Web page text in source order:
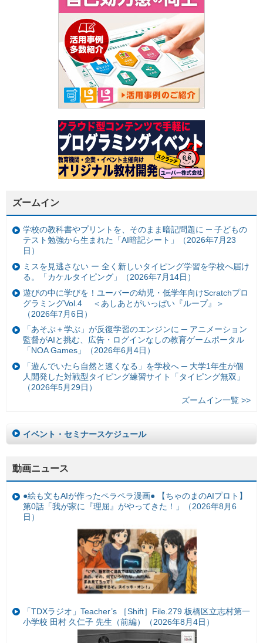
ズームイン
学校の教科書やプリントを、そのまま暗記問題に ─ 子どもの
テスト勉強から生まれた「AI暗記シート」（2026年7月23
日）
ミスを見逃さない ー 全く新しいタイピング学習を学校へ届け
る。「カケルタイピング」（2026年7月14日）
遊びの中に学びを！ユーバーの幼児・低学年向けScratchプロ
グラミングVol.4 ＜あしあとがいっぱい『ループ』＞
（2026年7月6日）
「あそぶ＋学ぶ」が反復学習のエンジンに ─ アニメーション
監督がAIと挑む、広告・ログインなしの教育ゲームポータル
「NOA Games」（2026年6月4日）
「遊んでいたら自然と速くなる」を学校へ ─ 大学1年生が個
人開発した対戦型タイピング練習サイト「タイピング無双」
（2026年5月29日）
ズームイン一覧 >>
イベント・セミナースケジュール
動画ニュース
●絵も文もAIが作ったペラペラ漫画● 【ちゃのまのAIプロト】
第0話「我が家に『理屈』がやってきた！」（2026年8月6
日）
「TDXラジオ」Teacher’s ［Shift］File.279 板橋区立志村第一
小学校 田村 久仁子 先生（前編）（2026年8月4日）